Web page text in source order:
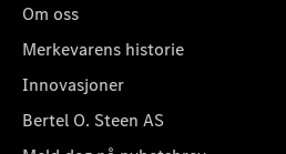
Om oss
Merkevarens historie
Innovasjoner
Bertel O. Steen AS